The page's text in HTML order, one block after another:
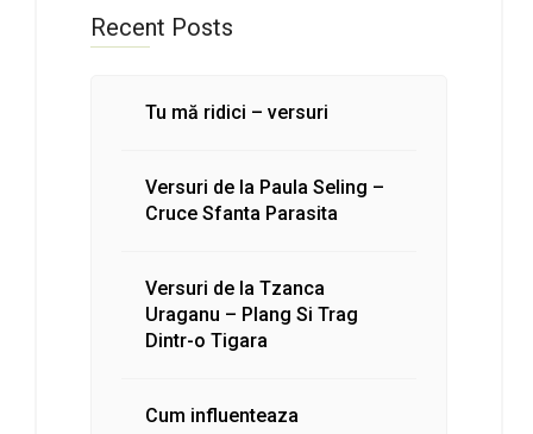
Recent Posts
Tu mă ridici – versuri
Versuri de la Paula Seling –
Cruce Sfanta Parasita
Versuri de la Tzanca
Uraganu – Plang Si Trag
Dintr-o Tigara
Cum influenteaza